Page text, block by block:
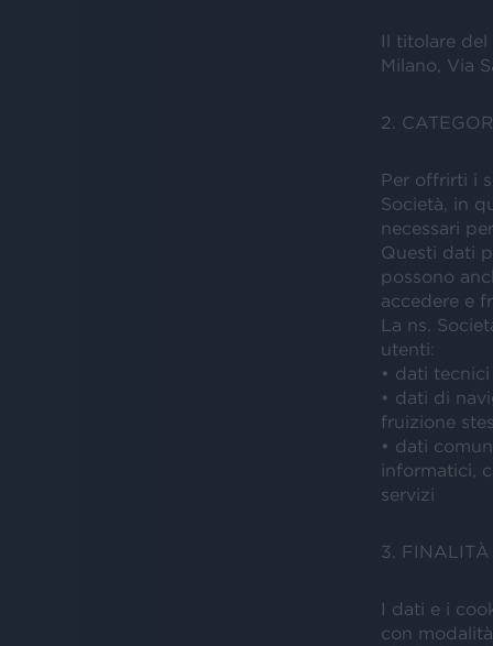
Il titolare
Milano, Via
2.
Per offrirti i
Società, in
necessari
Questi dati
possono
accedere e
La ns.
utenti:
• dati
• dati di
fruizione
• dati
informatici,
servizi
3. FINALITÀ
I dati e i
con